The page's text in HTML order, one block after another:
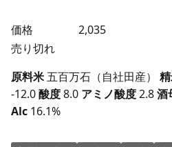
価格
2,035
売り切れ
原料米五百万石（自社田産）
-12.0酸度8.0 アミノ酸度2.8酒
Alc 16.1%